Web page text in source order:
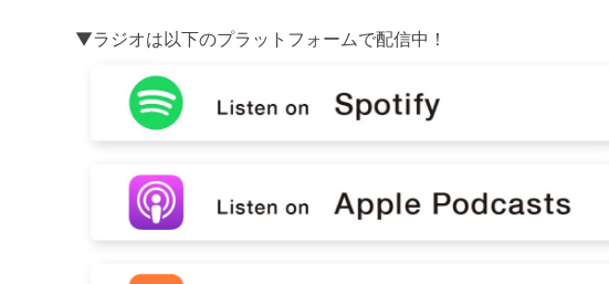
▼ラジオは以下のプラットフォームで配信中！